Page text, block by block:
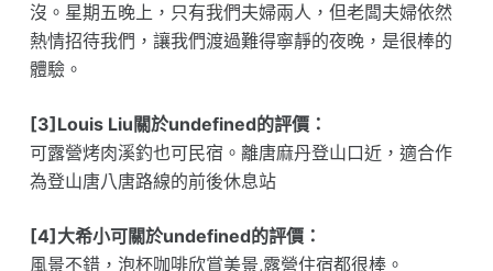
沒。星期五晚上，只有我們夫婦兩人，但老闆夫婦依然
熱情招待我們，讓我們渡過難得寧靜的夜晚，是很棒的
體驗。
[3]Louis Liu關於undefined的評價：
可露營烤肉溪釣也可民宿。離唐麻丹登山口近，適合作
為登山唐八唐路線的前後休息站
[4]大希小可關於undefined的評價：
風景不錯，泡杯咖啡欣賞美景,露營住宿都很棒。